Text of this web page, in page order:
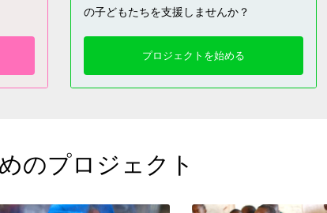
の子どもたちを支援しませんか？
プロジェクトを始める
のプロジェクト